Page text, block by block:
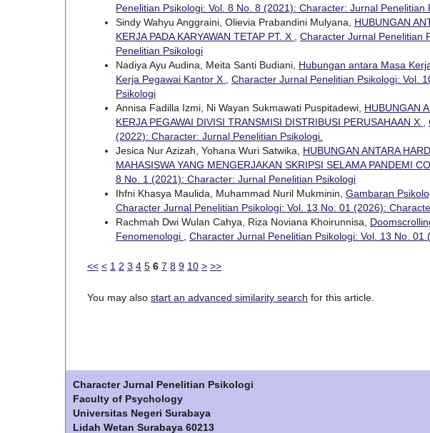
Penelitian Psikologi: Vol. 8 No. 8 (2021): Character: Jurnal Penelitian
Sindy Wahyu Anggraini, Olievia Prabandini Mulyana, HUBUNGAN
KERJA PADA KARYAWAN TETAP PT. X
Character Jurnal Penelitian
Penelitian Psikologi
Nadiya Ayu Audina, Meita Santi Budiani, Hubungan antara Masa
Kerja Pegawai Kantor X
Character Jurnal Penelitian Psikologi: Vol.
Psikologi
Annisa Fadilla Izmi, Ni Wayan Sukmawati Puspitadewi, HUBUNGAN
KERJA PEGAWAI DIVISI TRANSMISI DISTRIBUSI PERUSAHAAN X
(2022): Character: Jurnal Penelitian Psikologi.
Jesica Nur Azizah, Yohana Wuri Satwika, HUBUNGAN ANTARA
MAHASISWA YANG MENGERJAKAN SKRIPSI SELAMA PANDEMI
8 No. 1 (2021): Character: Jurnal Penelitian Psikologi
Ihfni Khasya Maulida, Muhammad Nuril Mukminin, Gambaran
Character Jurnal Penelitian Psikologi: Vol. 13 No. 01 (2026):
Rachmah Dwi Wulan Cahya, Riza Noviana Khoirunnisa,
Fenomenologi
Character Jurnal Penelitian Psikologi: Vol. 13 No.
<< < 1 2 3 4 5 6 7 8 9 10 > >>
You may also start an advanced similarity search for this article.
Character Jurnal Penelitian Psikologi
Faculty of Psychology
Universitas Negeri Surabaya
Lidah Wetan Surabaya 60213